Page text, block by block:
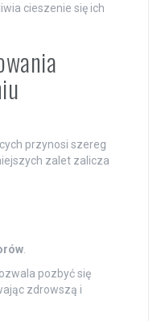
cieszenie się ich
przynosi szereg
zalet zalicza
.
pozbyć się
zdrowszą i